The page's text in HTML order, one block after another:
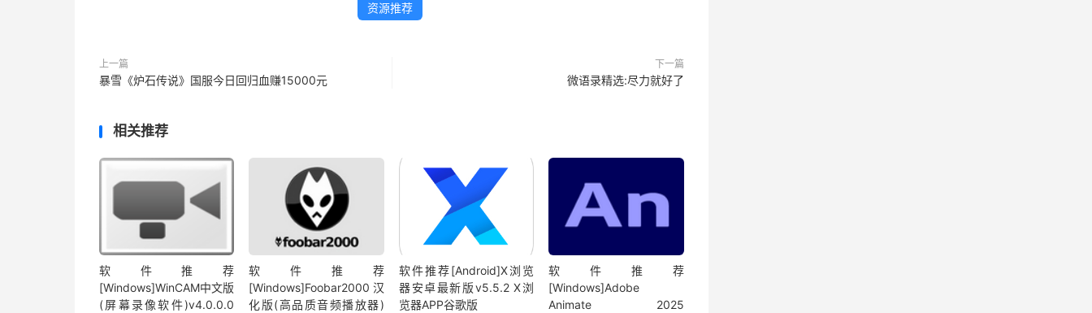
资源推荐
上一篇
暴雪《炉石传说》国服今日回归血赚15000元
下一篇
微语录精选:尽力就好了
相关推荐
软件推荐
[Windows]WinCAM中文版
(屏幕录像软件)v4.0.0.0
软件推荐
[Windows]Foobar2000汉
化版(高品质音频播放器)
软件推荐[Android]X浏览
器安卓最新版v5.5.2 X浏
览器APP谷歌版
软件推荐
[Windows]Adobe
Animate 2025